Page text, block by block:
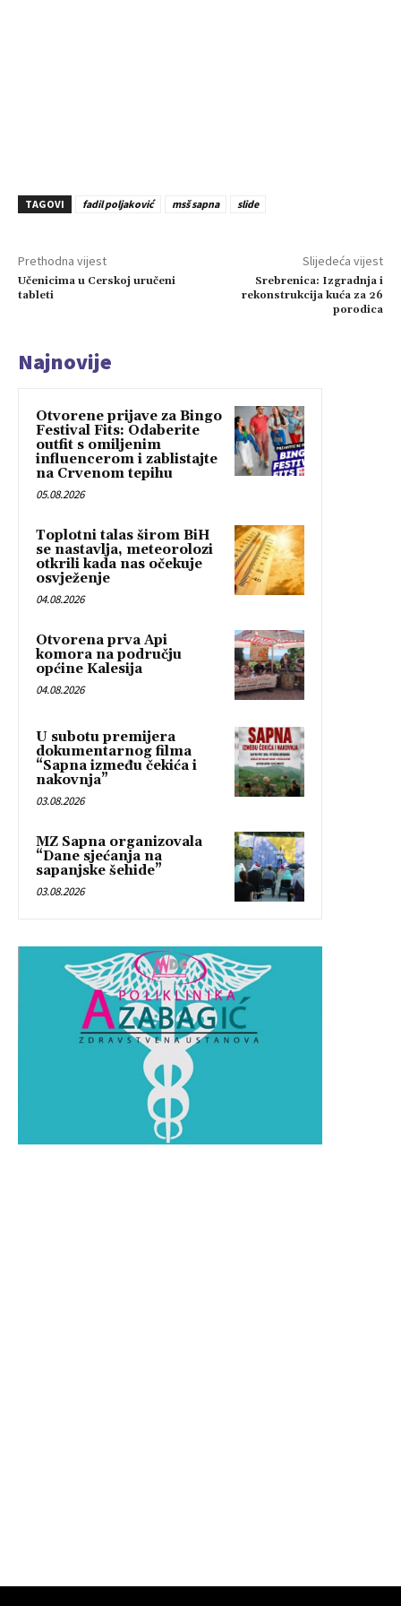
TAGOVI fadil poljaković msš sapna slide
Prethodna vijest
Učenicima u Cerskoj uručeni
tableti
Slijedeća vijest
Srebrenica: Izgradnja i
rekonstrukcija kuća za 26
porodica
Najnovije
Otvorene prijave za Bingo
Festival Fits: Odaberite
outfit s omiljenim
influencerom i zablistajte
na Crvenom tepihu
05.08.2026
Toplotni talas širom BiH
se nastavlja, meteorolozi
otkrili kada nas očekuje
osvježenje
04.08.2026
Otvorena prva Api
komora na području
općine Kalesija
04.08.2026
U subotu premijera
dokumentarnog filma
“Sapna između čekića i
nakovnja”
03.08.2026
MZ Sapna organizovala
“Dane sjećanja na
sapanjske šehide”
03.08.2026